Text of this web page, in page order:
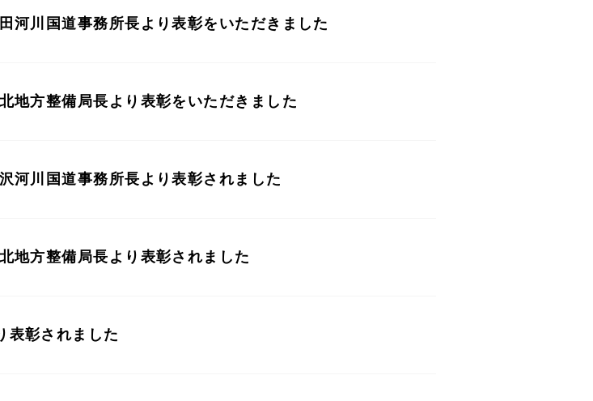
河川国道事務所長より表彰をいただきました
地方整備局長より表彰をいただきました
河川国道事務所長より表彰されました
地方整備局長より表彰されました
表彰されました